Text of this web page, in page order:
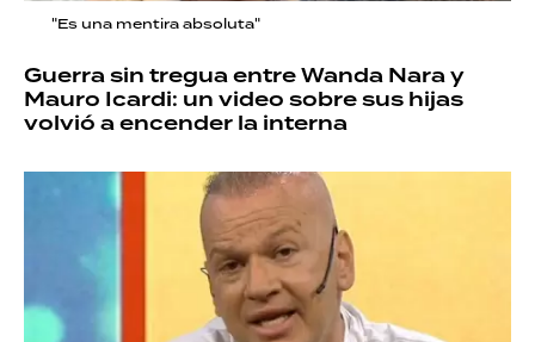
"Es una mentira absoluta"
Guerra sin tregua entre Wanda Nara y
Mauro Icardi: un video sobre sus hijas
volvió a encender la interna